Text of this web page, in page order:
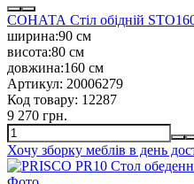
СОНАТА Стіл обідній
ширина:90 см
висота:80 см
довжина:160 см
Артикул: 20006279
Код товару: 12287
9 270 грн.
Хочу зборку меблів в день